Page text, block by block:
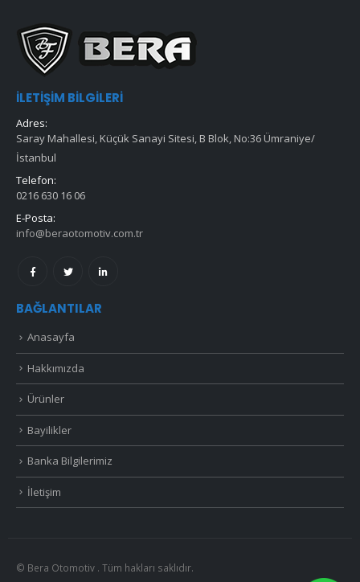
İLETIŞIM BILGILERI
Adres:
Saray Mahallesi, Küçük Sanayi Sitesi, B Blok, No:36 Ümraniye/
İstanbul
Telefon:
0216 630 16 06
E-Posta:
info@beraotomotiv.com.tr
BAĞLANTILAR
Anasayfa
Hakkımızda
Ürünler
Bayilikler
Banka Bilgilerimiz
İletişim
© Bera Otomotiv . Tüm hakları saklıdır.